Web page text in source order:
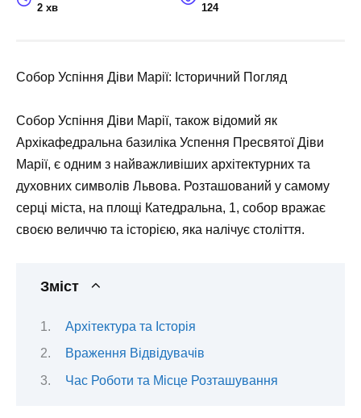
2 хв 124
Собор Успіння Діви Марії: Історичний Погляд
Собор Успіння Діви Марії, також відомий як
Архікафедральна базиліка Успення Пресвятої Діви
Марії, є одним з найважливіших архітектурних та
духовних символів Львова. Розташований у самому
серці міста, на площі Катедральна, 1, собор вражає
своєю величчю та історією, яка налічує століття.
Зміст
Архітектура та Історія
Враження Відвідувачів
Час Роботи та Місце Розташування